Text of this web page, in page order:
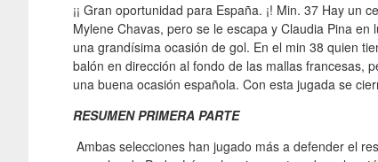
¡¡ Gran oportunidad para España. ¡! Min. 37 Hay
Mylene Chavas, pero se le escapa y Claudia Pina
una grandísima ocasión de gol. En el min 38 quien
balón en dirección al fondo de las mallas francesas,
una buena ocasión española. Con esta jugada se
RESUMEN PRIMERA PARTE
Ambas selecciones han jugado más a defender el